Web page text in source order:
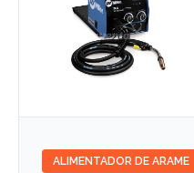
ALIMENTADOR DE ARAME